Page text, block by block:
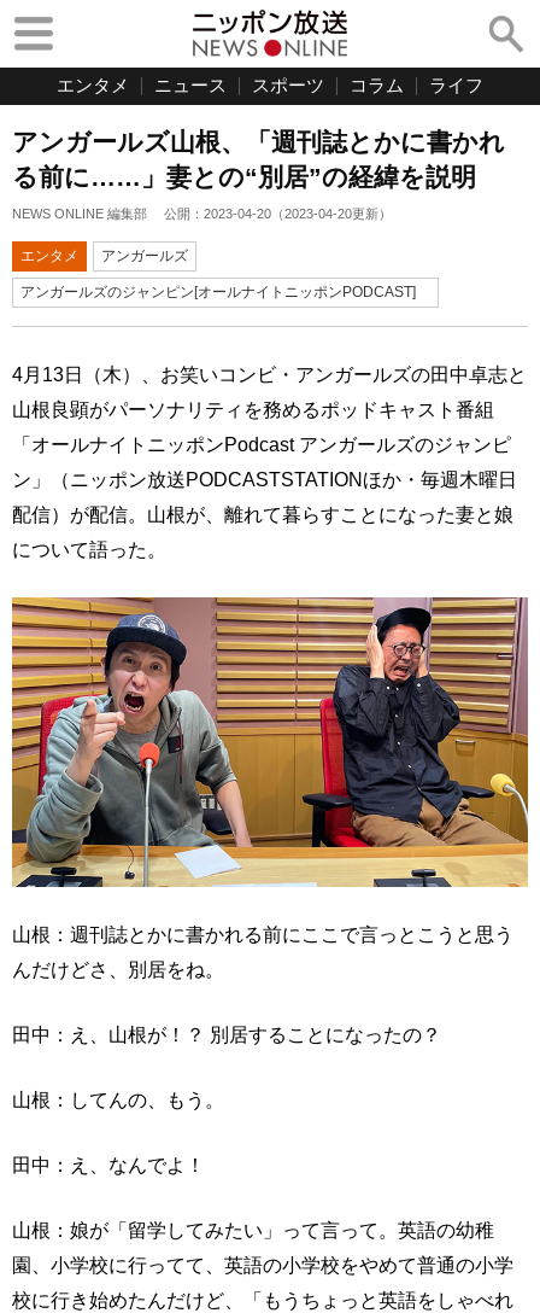
エンタメ ニュース スポーツ コラム ライフ
アンガールズ山根、「週刊誌とかに書かれ
る前に……」妻との“別居”の経緯を説明
NEWS ONLINE 編集部 公開： 2023-04-20 （2023-04-20更新）
エンタメ アンガールズ
アンガールズのジャンピン[オールナイトニッポンPODCAST]
4月13日（木）、お笑いコンビ・アンガールズの田中卓志と
山根良顕がパーソナリティを務めるポッドキャスト番組
「オールナイトニッポンPodcast アンガールズのジャンピ
ン」（ニッポン放送PODCASTSTATIONほか・毎週木曜日
配信）が配信。山根が、離れて暮らすことになった妻と娘
について語った。
山根：週刊誌とかに書かれる前にここで言っとこうと思う
んだけどさ、別居をね。
田中：え、山根が！？ 別居することになったの？
山根：してんの、もう。
田中：え、なんでよ！
山根：娘が「留学してみたい」って言って。英語の幼稚
園、小学校に行ってて、英語の小学校をやめて普通の小学
校に行き始めたんだけど、「もうちょっと英語をしゃべれ